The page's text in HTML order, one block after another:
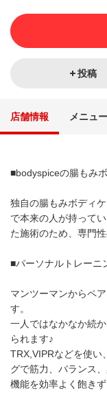
投稿
店舗情報 メニュー
■bodyspiceの腸もみ
独自の腸もみボディ
で本来の人が持って
た施術のため、専門
■パーソナルトレーニ
マンツーマンからペ
す。
一人ではなかなか続
られます♪
TRX,VIPRなどを使い
グで筋力、バランス
機能を効率よく飽きず